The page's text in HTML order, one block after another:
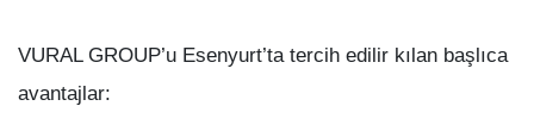
VURAL GROUP’u Esenyurt’ta tercih edilir kılan başlıca
avantajlar: